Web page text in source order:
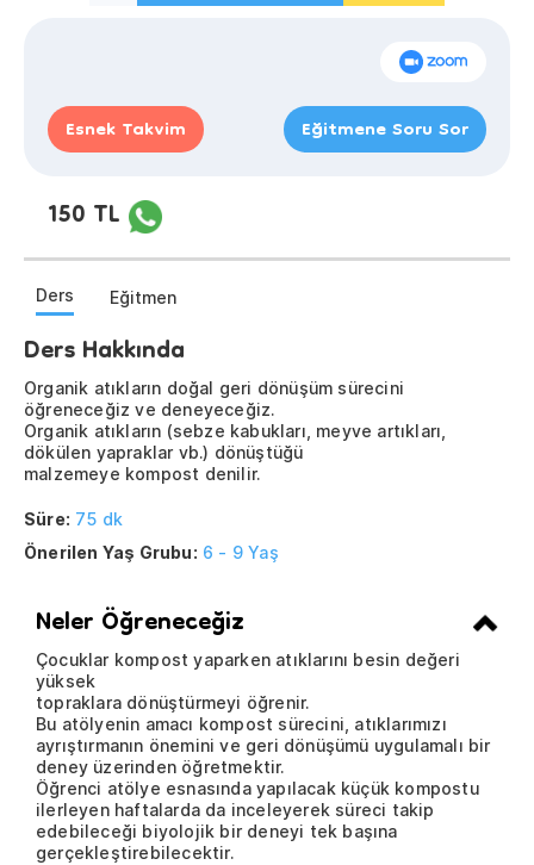
Esnek Takvim Eğitmene Soru Sor
150 TL
Ders Eğitmen
Ders Hakkında
Organik atıkların doğal geri dönüşüm sürecini
öğreneceğiz ve deneyeceğiz.
Organik atıkların (sebze kabukları, meyve artıkları,
dökülen yapraklar vb.) dönüştüğü
malzemeye kompost denilir.
Süre: 75 dk
Önerilen Yaş Grubu: 6 - 9 Yaş
Neler Öğreneceğiz
Çocuklar kompost yaparken atıklarını besin değeri
yüksek
topraklara dönüştürmeyi öğrenir.
Bu atölyenin amacı kompost sürecini, atıklarımızı
ayrıştırmanın önemini ve geri dönüşümü uygulamalı bir
deney üzerinden öğretmektir.
Öğrenci atölye esnasında yapılacak küçük kompostu
ilerleyen haftalarda da inceleyerek süreci takip
edebileceği biyolojik bir deneyi tek başına
gerçekleştirebilecektir.